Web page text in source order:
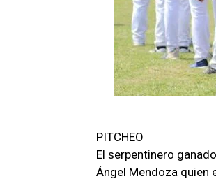
PITCHEO
El serpentinero
Ángel Mendoza quien